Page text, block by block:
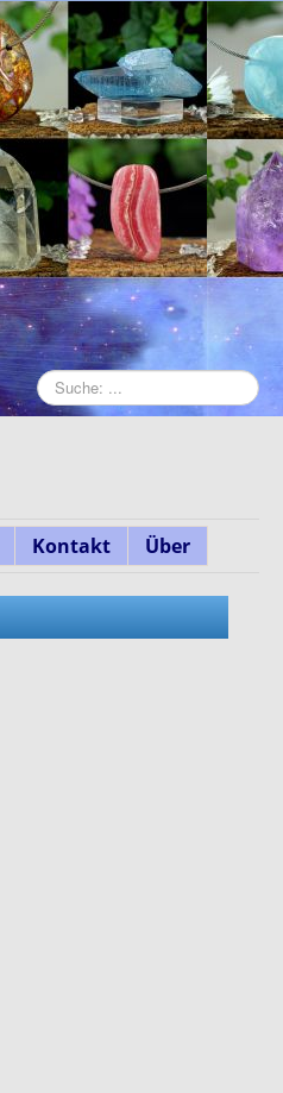
Kontakt Über